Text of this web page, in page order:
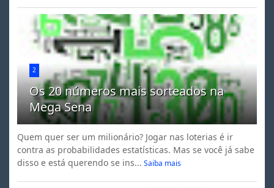
2
Os 20 números mais sorteados na
Mega Sena
Quem quer ser um milionário? Jogar nas loterias é ir
contra as probabilidades estatísticas. Mas se você já sabe
disso e está querendo se ins... Saiba mais